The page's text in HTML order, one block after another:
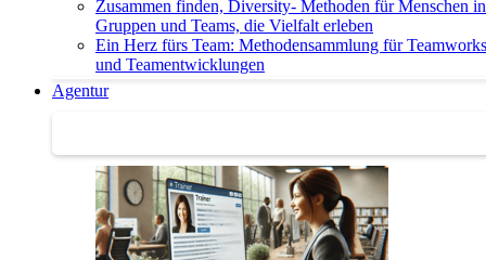
Zusammen finden, Diversity- Methoden für Menschen in
Gruppen und Teams, die Vielfalt erleben
Ein Herz fürs Team: Methodensammlung für
und Teamentwicklungen
Agentur